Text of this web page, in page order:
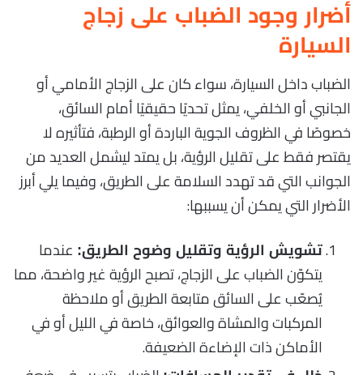
أضرار وجود الضباب على زجاج
السيارة
الضباب داخل السيارة، سواء كان على الزجاج الأمامي أو
الجانبي أو الخلفي، يمثل تحديًا حقيقيًا أمام السائق،
خصوصًا في الظروف الجوية الباردة أو الرطبة، فتأثيره لا
يقتصر فقط على تقليل الرؤية، بل يمتد ليشمل العديد من
الجوانب التي قد تهدد السلامة على الطريق، وفيما يلي أبرز
الأضرار التي يمكن أن يسببها:
تشويش الرؤية وتقليل وضوح الطريق: عندما
يتكوّن الضباب على الزجاج، تصبح الرؤية غير واضحة، مما
يُصعّب على السائق متابعة الطريق أو ملاحظة
المركبات والمشاة والعوائق، خاصة في الليل أو في
الأماكن ذات الإضاءة الضعيفة.